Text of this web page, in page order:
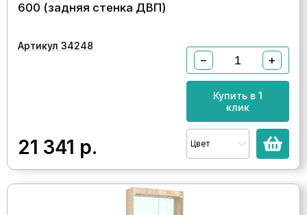
600 (задняя стенка ДВП)
Артикул 34248
21 341 р.
− +
Купить в 1
клик
Цвет